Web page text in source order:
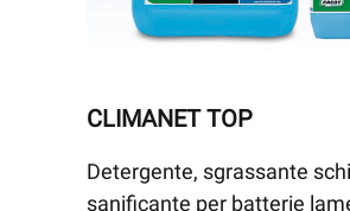
CLIMANET TOP
Detergente, sgrassante
sanificante per batterie